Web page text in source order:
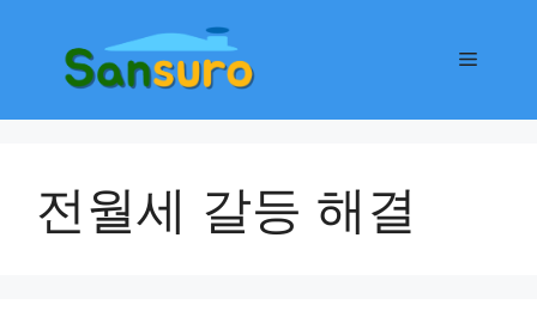
메
전월세 갈등 해결